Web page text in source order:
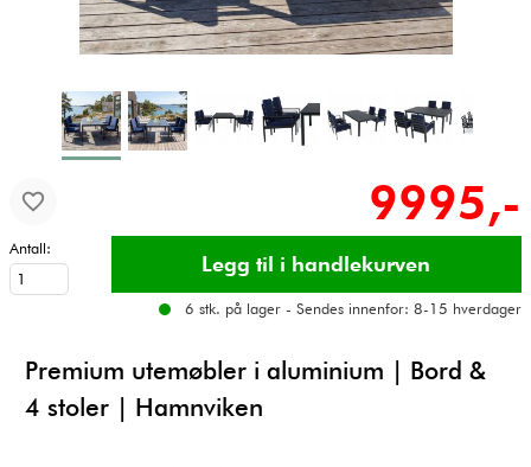
9995,-
Antall:
6 stk. på lager - Sendes innenfor: 8-15 hverdager
Premium utemøbler i aluminium | Bord &
4 stoler | Hamnviken